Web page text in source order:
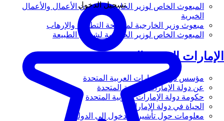
المبعوث الخاص لوزير الخارجية لشؤون الأعمال والأعمال
الخيرية
مبعوث وزير الخارجية لمكافحة التطرف والإرهاب
المبعوث الخاص لوزير الخارجية لشؤون الطبيعة
الإمارات العربية المتحدة
مؤسس دولة الإمارات العربية المتحدة
عن دولة الإمارات العربية المتحدة
حكومة دولة الإمارات العربية المتحدة
الحياة في دولة الإمارات
معلومات حول تأشيرة الدخول إلى الدولة
تسجيل الدخول